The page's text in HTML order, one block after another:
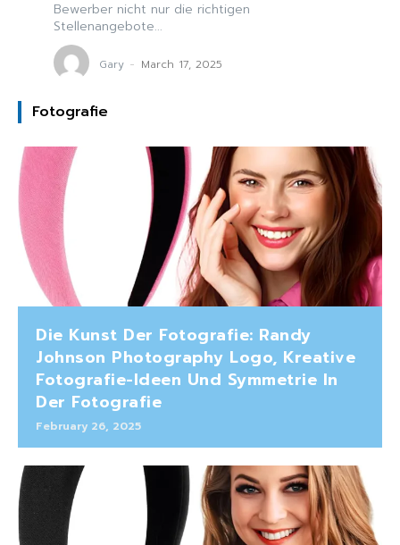
Bewerber nicht nur die richtigen
Stellenangebote...
Gary - March 17, 2025
Fotografie
Die Kunst Der Fotografie: Randy
Johnson Photography Logo, Kreative
Fotografie-Ideen Und Symmetrie In
Der Fotografie
February 26, 2025